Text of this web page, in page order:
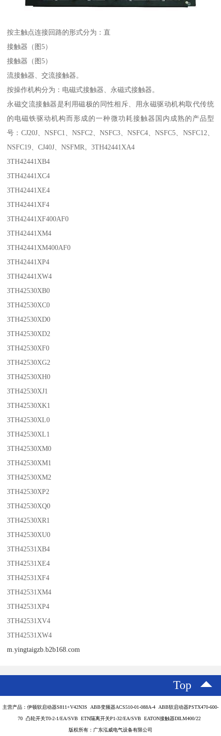
按主触点连接回路的形式分为：直
接触器（图5）
接触器（图5）
流接触器、交流接触器。
按操作机构分为：电磁式接触器、永磁式接触器。
永磁交流接触器是利用磁极的同性相斥、用永磁驱动机构取代传统
的电磁铁驱动机构而形成的一种微功耗接触器国内成熟的产品型
号：CJ20J、NSFC1、NSFC2、NSFC3、NSFC4、NSFC5、NSFC12、
NSFC19、CJ40J、NSFMR。3TH42441XA4
3TH42441XB4
3TH42441XC4
3TH42441XE4
3TH42441XF4
3TH42441XF400AF0
3TH42441XM4
3TH42441XM400AF0
3TH42441XP4
3TH42441XW4
3TH42530XB0
3TH42530XC0
3TH42530XD0
3TH42530XD2
3TH42530XF0
3TH42530XG2
3TH42530XH0
3TH42530XJ1
3TH42530XK1
3TH42530XL0
3TH42530XL1
3TH42530XM0
3TH42530XM1
3TH42530XM2
3TH42530XP2
3TH42530XQ0
3TH42530XR1
3TH42530XU0
3TH42531XB4
3TH42531XE4
3TH42531XF4
3TH42531XM4
3TH42531XP4
3TH42531XV4
3TH42531XW4
m.yingtaigzb.b2b168.com
Top
主营产品：伊顿软启动器S811+V42N3S ABB变频器ACS510-01-088A-4 ABB软启动器PSTX470-600-
70 凸轮开关T0-2-1/EA/SVB ETN隔离开关P1-32/EA/SVB EATON接触器DILM400/22
版权所有：广东泓威电气设备有限公司